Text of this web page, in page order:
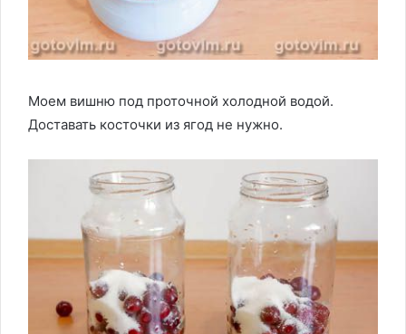
Моем вишню под проточной холодной водой.
Доставать косточки из ягод не нужно.